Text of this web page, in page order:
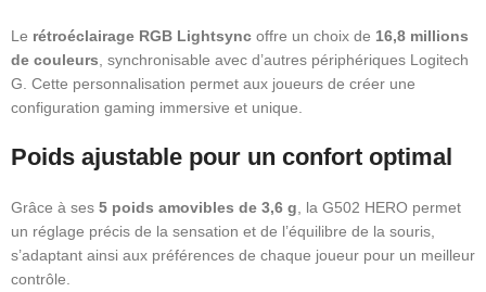
Le rétroéclairage RGB Lightsync offre un choix de 16,8 millions
de couleurs , synchronisable avec d’autres périphériques Logitech
G. Cette personnalisation permet aux joueurs de créer une
configuration gaming immersive et unique.
Poids ajustable pour un confort optimal
Grâce à ses 5 poids amovibles de 3,6 g , la G502 HERO permet
un réglage précis de la sensation et de l’équilibre de la souris,
s’adaptant ainsi aux préférences de chaque joueur pour un meilleur
contrôle.